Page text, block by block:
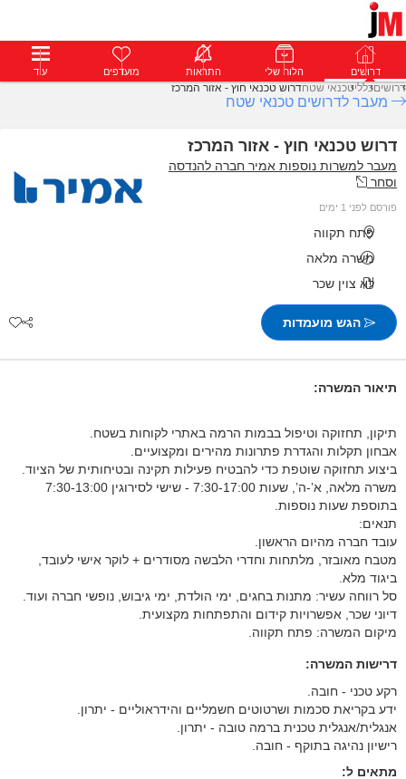
דרושים פרופילים הודעות פרימיום דרושים הלוח שלי התראות מועדפים עוד
דרושיםכלליטכנאי שטחדרוש טכנאי חוץ - אזור המרכז
מעבר לדרושים טכנאי שטח
דרוש טכנאי חוץ - אזור המרכז
מעבר למשרות נוספות אמיר חברה להנדסה
וסחר
פורסם לפני 1 ימים
פתח תקווה
משרה מלאה
לא צוין שכר
הגש מועמדות
תיאור המשרה:
תיקון, תחזוקה וטיפול בבמות הרמה באתרי לקוחות בשטח.
אבחון תקלות והגדרת פתרונות מהירים ומקצועיים.
ביצוע תחזוקה שוטפת כדי להבטיח פעילות תקינה ובטיחותית של הציוד.
משרה מלאה, א’-ה’, שעות 7:30-17:00 - שישי לסירוגין 7:30-13:00
בתוספת שעות נוספות.
תנאים:
עובד חברה מהיום הראשון.
מטבח מאובזר, מלתחות וחדרי הלבשה מסודרים + לוקר אישי לעובד,
ביגוד מלא.
סל רווחה עשיר: מתנות בחגים, ימי הולדת, ימי גיבוש, נופשי חברה ועוד.
דיוני שכר, אפשרויות קידום והתפתחות מקצועית.
מיקום המשרה: פתח תקווה.
דרישות המשרה:
רקע טכני - חובה.
ידע בקריאת סכמות ושרטוטים חשמליים והידראוליים - יתרון.
אנגלית/אנגלית טכנית ברמה טובה - יתרון.
רישיון נהיגה בתוקף - חובה.
מתאים ל: